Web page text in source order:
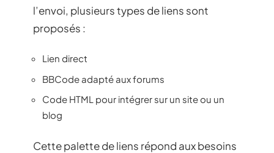
l’envoi, plusieurs types de liens sont
proposés :
Lien direct
BBCode adapté aux forums
Code HTML pour intégrer sur un site ou un
blog
Cette palette de liens répond aux besoins